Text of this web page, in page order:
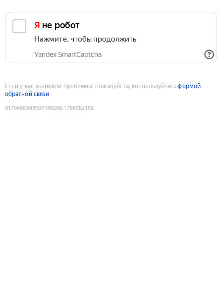
Я не робот
Нажмите, чтобы продолжить
Yandex SmartCaptcha
Если у вас возникли проблемы, пожалуйста, воспользуйтесьформой
обратной связи
9179466843597749206:1786052156